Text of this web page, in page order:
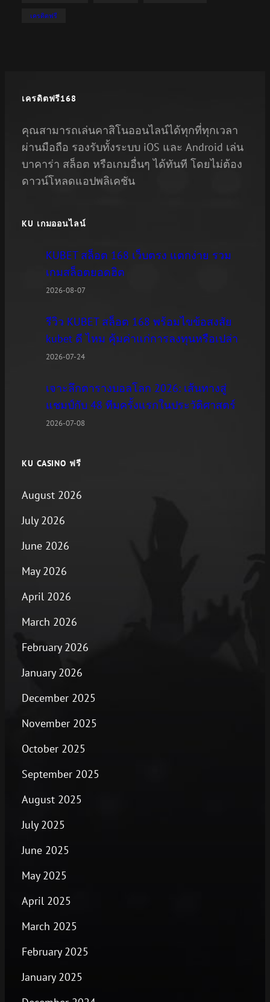
เครดิตฟรี
เครดิตฟรี168
คุณสามารถเล่นคาสิโนออนไลน์ได้ทุกที่ทุกเวลา
ผ่านมือถือ รองรับทั้งระบบ iOS และ Android เล่น
บาคาร่า สล็อต หรือเกมอื่นๆ ได้ทันที โดยไม่ต้อง
ดาวน์โหลดแอปพลิเคชัน
KU เกมออนไลน์
KUBET สล็อต 168 เว็บตรง แตกง่าย รวม
เกมสล็อตยอดฮิต
2026-08-07
รีวิว KUBET สล็อต 168 พร้อมไขข้อสงสัย
kubet ดี ไหม คุ้มค่าแก่การลงทุนหรือเปล่า
2026-07-24
เจาะลึกตารางบอลโลก 2026: เส้นทางสู่
แชมป์กับ 48 ทีมครั้งแรกในประวัติศาสตร์
2026-07-08
KU CASINO ฟรี
August 2026
July 2026
June 2026
May 2026
April 2026
March 2026
February 2026
January 2026
December 2025
November 2025
October 2025
September 2025
August 2025
July 2025
June 2025
May 2025
April 2025
March 2025
February 2025
January 2025